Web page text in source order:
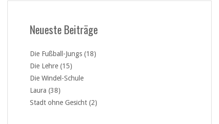
Neueste Beiträge
Die Fußball-Jungs (18)
Die Lehre (15)
Die Windel-Schule
Laura (38)
Stadt ohne Gesicht (2)